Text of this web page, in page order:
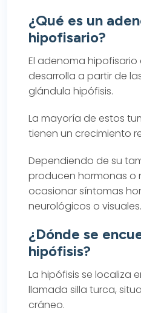
¿Qué es un
hipofisario?
El adenoma hipofisario
desarrolla a partir de
glándula hipófisis.
La mayoría de estos
tienen un crecimiento
Dependiendo de su
producen hormonas o
ocasionar síntomas
neurológicos o visuales.
¿Dónde se
hipófisis?
La hipófisis se localiza
llamada silla turca,
cráneo.